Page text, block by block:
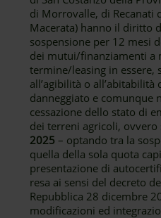
di Morrovalle, di Recanati
Macerata) hanno il diritto
sospensione per 12 mesi
dei mutui/finanziamenti a
termine/leasing in essere,
all’agibilità o all’abitabilità
danneggiato e comunque
cessazione dello stato di
dei terreni agricoli, ovvero
2025 – optando tra la
quella della sola quota
presentazione di
resa ai sensi del decreto
Repubblica 28 dicembre
modificazioni ed